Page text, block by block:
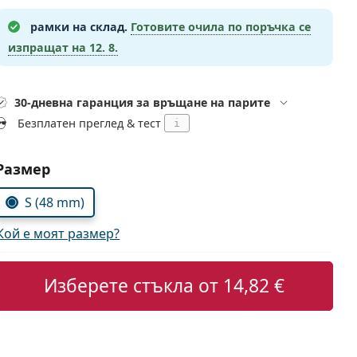
рамки на склад. Готовите очила по поръчка се
изпращат на 12. 8.
30-дневна гаранция за връщане на парите
Безплатен преглед & тест
i
параметри
S (48 mm)
е моят размер?
Изберете стъкла от 14,82 €